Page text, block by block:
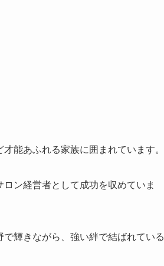
能あふれる家族に囲まれています。
ン経営者として成功を収めていま
輝きながら、強い絆で結ばれている